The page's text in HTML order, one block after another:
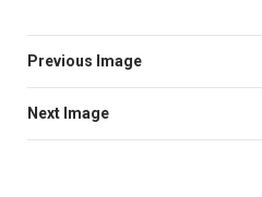
Previous Image
Next Image